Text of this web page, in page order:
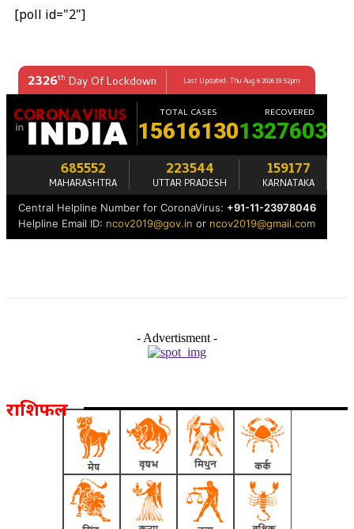
[poll id="2"]
- Advertisment -
राशिफल